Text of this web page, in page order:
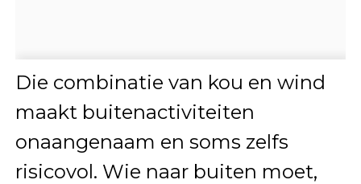
Die combinatie van kou en wind
maakt buitenactiviteiten
onaangenaam en soms zelfs
risicovol. Wie naar buiten moet,